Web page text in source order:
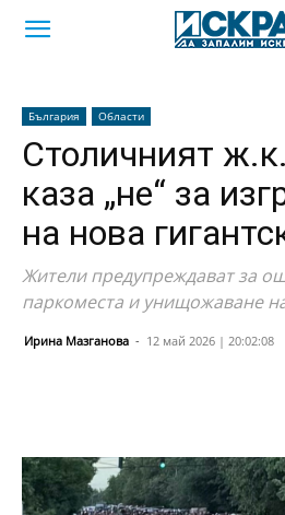
България Области
Столичният
каза „не“ за
на нова
Жители предупреждават за
паркоместа и унищожаване
Ирина Мазганова - 12 май 2026 | 20:02:08